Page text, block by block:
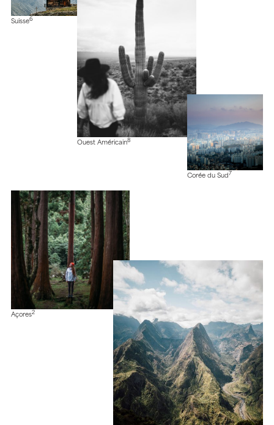
Suisse6
Ouest Américain8
Corée du Sud 7
Açores2